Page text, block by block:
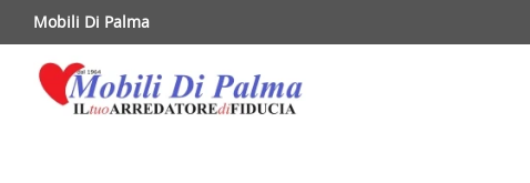
Mobili Di Palma